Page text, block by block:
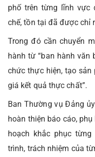
phố trên từng lĩnh vực
chế, tồn tại đã được chỉ
Trong đó cần chuyển
hành từ “ban hành văn
chức thực hiện, tạo
giá kết quả thực chất”.
Ban Thường vụ Đảng
hoàn thiện báo cáo,
hoạch khắc phục
trình, trách nhiệm của